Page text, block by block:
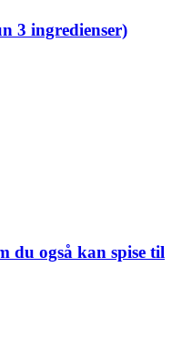
3 ingredienser)
du også kan spise til